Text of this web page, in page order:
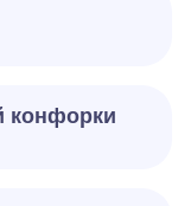
конфорки